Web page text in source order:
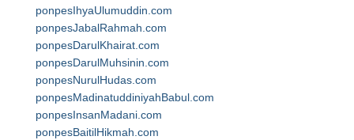
ponpesIhyaUlumuddin.com
ponpesJabalRahmah.com
ponpesDarulKhairat.com
ponpesDarulMuhsinin.com
ponpesNurulHudas.com
ponpesMadinatuddiniyahBabul.com
ponpesInsanMadani.com
ponpesBaitilHikmah.com